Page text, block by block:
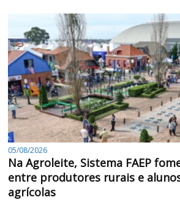
05/08/2026
Na Agroleite, Sistema FAEP
entre produtores rurais e
agrícolas